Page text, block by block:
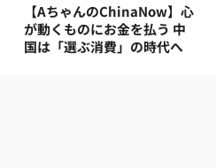
【AちゃんのChinaNow】心
が動くものにお金を払う 中
国は「選ぶ消費」の時代へ